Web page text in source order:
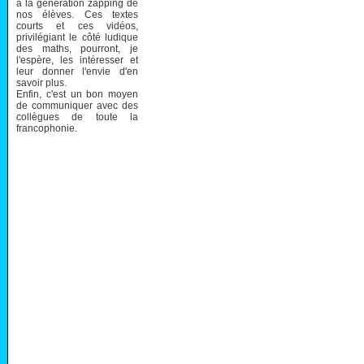
à la génération zapping de
nos élèves. Ces textes
courts et ces vidéos,
privilégiant le côté ludique
des maths, pourront, je
l'espère, les intéresser et
leur donner l'envie d'en
savoir plus.
Enfin, c'est un bon moyen
de communiquer avec des
collègues de toute la
francophonie.